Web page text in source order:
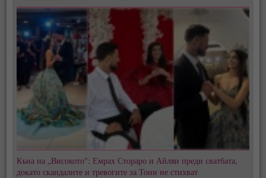
Къна на „Високото": Емрах Стораро и Айлян преди сватбата,
докато скандалите и тревогите за Тони не стихват